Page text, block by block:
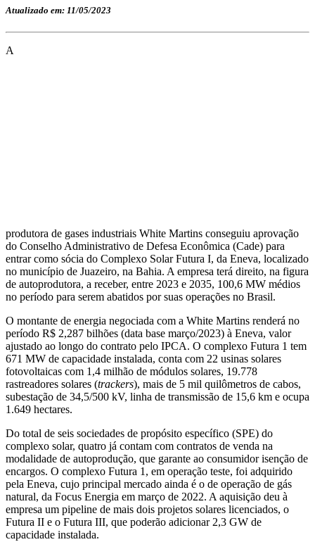
Atualizado em: 11/05/2023
A
produtora de gases industriais White Martins conseguiu aprovação
do Conselho Administrativo de Defesa Econômica (Cade) para
entrar como sócia do Complexo Solar Futura I, da Eneva, localizado
no município de Juazeiro, na Bahia. A empresa terá direito, na figura
de autoprodutora, a receber, entre 2023 e 2035, 100,6 MW médios
no período para serem abatidos por suas operações no Brasil.
O montante de energia negociada com a White Martins renderá no
período R$ 2,287 bilhões (data base março/2023) à Eneva, valor
ajustado ao longo do contrato pelo IPCA. O complexo Futura 1 tem
671 MW de capacidade instalada, conta com 22 usinas solares
fotovoltaicas com 1,4 milhão de módulos solares, 19.778
rastreadores solares (trackers), mais de 5 mil quilômetros de cabos,
subestação de 34,5/500 kV, linha de transmissão de 15,6 km e ocupa
1.649 hectares.
Do total de seis sociedades de propósito específico (SPE) do
complexo solar, quatro já contam com contratos de venda na
modalidade de autoprodução, que garante ao consumidor isenção de
encargos. O complexo Futura 1, em operação teste, foi adquirido
pela Eneva, cujo principal mercado ainda é o de operação de gás
natural, da Focus Energia em março de 2022. A aquisição deu à
empresa um pipeline de mais dois projetos solares licenciados, o
Futura II e o Futura III, que poderão adicionar 2,3 GW de
capacidade instalada.